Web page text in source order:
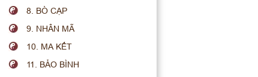
8. BÒ CẠP
9. NHÂN MÃ
10. MA KẾT
11. BẢO BÌNH